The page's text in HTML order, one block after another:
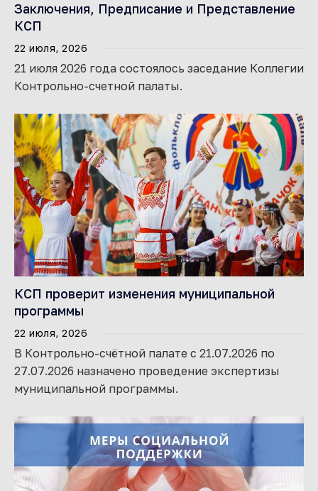
Заключения, Предписание и Представление
КСП
22 июля, 2026
21 июля 2026 года состоялось заседание Коллегии
Контрольно-счетной палаты.
КСП проверит изменения муниципальной
программы
22 июля, 2026
В Контрольно-счётной палате с 21.07.2026 по
27.07.2026 назначено проведение экспертизы
муниципальной программы.